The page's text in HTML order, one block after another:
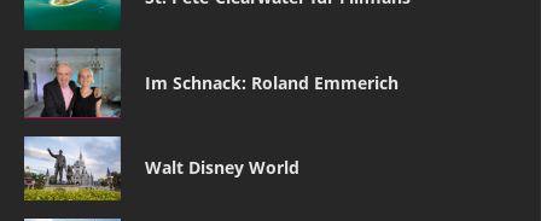
Im Schnack: Roland Emmerich
Walt Disney World